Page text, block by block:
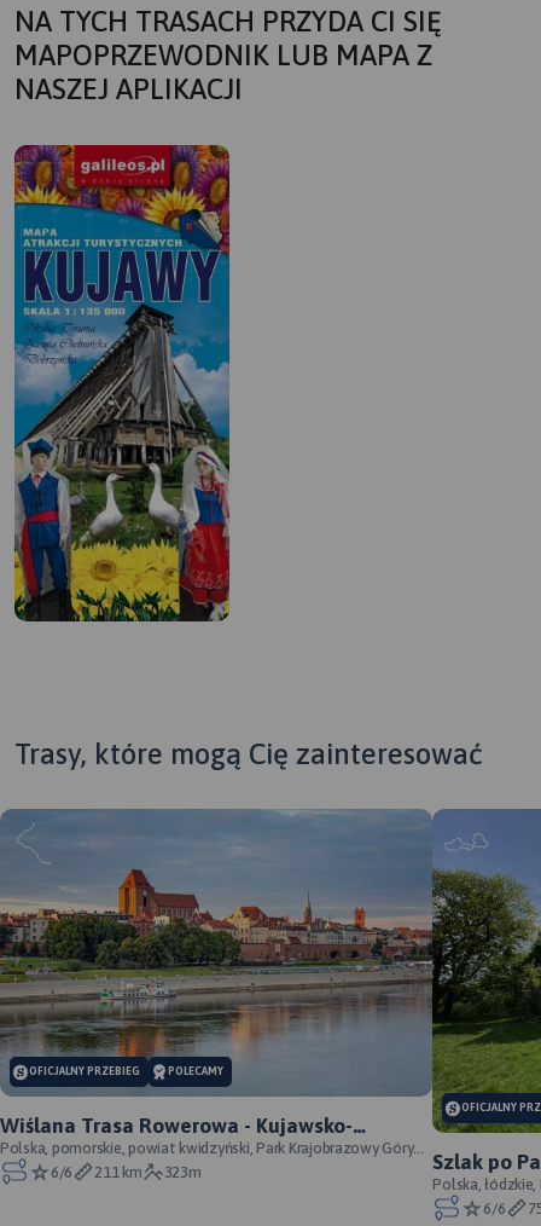
NA TYCH TRASACH PRZYDA CI SIĘ
MAPOPRZEWODNIK LUB MAPA Z
NASZEJ APLIKACJI
MAPA TURYSTYCZNA W
APLIKACJI TRASEO
Krajoznawcza mapa Kujaw z
zaznaczonymi
najważniejszymi atrakcjami
turystycznymi w postaci
Trasy, które mogą Cię zainteresować
OFICJALNY PRZEBIEG POLECAMY
Wiślana Trasa Rowerowa - Kujawsko-
Pomorskie - WTR prawobrzeżna - oficjalny
przebieg
Polska, pomorskie, powiat kwidzyński, Park Krajobrazowy Góry
Łosiowe, powiat grudziądzki, Zespół Par
6/6 211 km 323m
OFICJALNY
Szlak po
Łódzkich -
Polska,
Wzniesień
6/6